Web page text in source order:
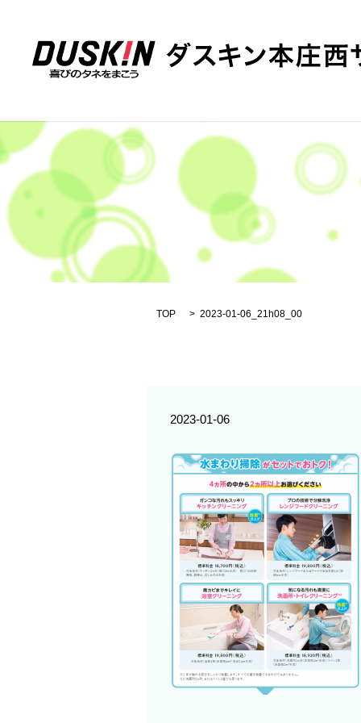
TOP 2023-01-06_21h08_00
2023-01-06